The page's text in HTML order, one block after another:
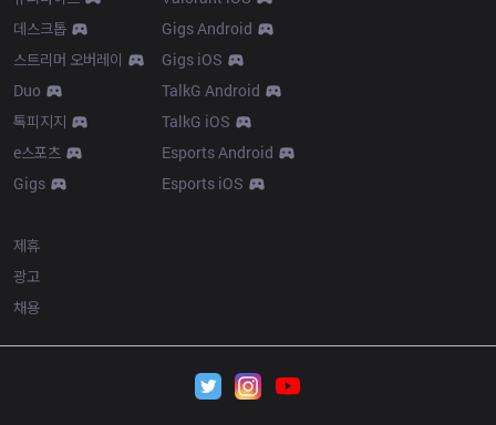
데스크톱
스트리머 오버레이
Duo
톡피지지
e스포츠
Gigs
Gigs Android
Gigs iOS
TalkG Android
TalkG iOS
Esports Android
Esports iOS
제휴
광고
채용